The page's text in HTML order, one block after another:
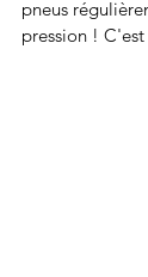
pneus
pression !